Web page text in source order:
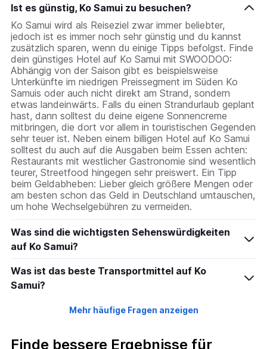
Ist es günstig, Ko Samui zu besuchen?
Ko Samui wird als Reiseziel zwar immer beliebter,
jedoch ist es immer noch sehr günstig und du kannst
zusätzlich sparen, wenn du einige Tipps befolgst. Finde
dein günstiges Hotel auf Ko Samui mit SWOODOO:
Abhängig von der Saison gibt es beispielsweise
Unterkünfte im niedrigen Preissegment im Süden Ko
Samuis oder auch nicht direkt am Strand, sondern
etwas landeinwärts. Falls du einen Strandurlaub geplant
hast, dann solltest du deine eigene Sonnencreme
mitbringen, die dort vor allem in touristischen Gegenden
sehr teuer ist. Neben einem billigen Hotel auf Ko Samui
solltest du auch auf die Ausgaben beim Essen achten:
Restaurants mit westlicher Gastronomie sind wesentlich
teurer, Streetfood hingegen sehr preiswert. Ein Tipp
beim Geldabheben: Lieber gleich größere Mengen oder
am besten schon das Geld in Deutschland umtauschen,
um hohe Wechselgebühren zu vermeiden.
Was sind die wichtigsten Sehenswürdigkeiten
auf Ko Samui?
Was ist das beste Transportmittel auf Ko
Samui?
Mehr häufige Fragen anzeigen
Finde bessere Ergebnisse für